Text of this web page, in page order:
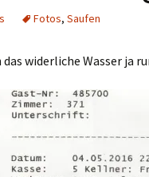
Fotos, Saufen
das widerliche Wasser ja